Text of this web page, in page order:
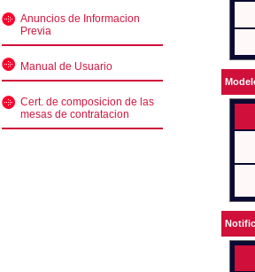
Anuncios de Informacion
Previa
Manual de Usuario
Cert. de composicion de las
mesas de contratacion